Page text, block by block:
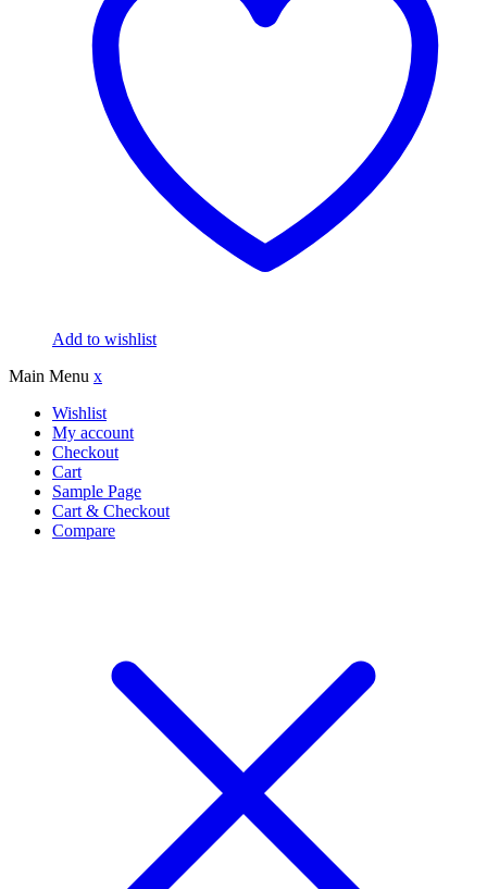
Add to wishlist
Main Menu x
Wishlist
My account
Checkout
Cart
Sample Page
Cart & Checkout
Compare